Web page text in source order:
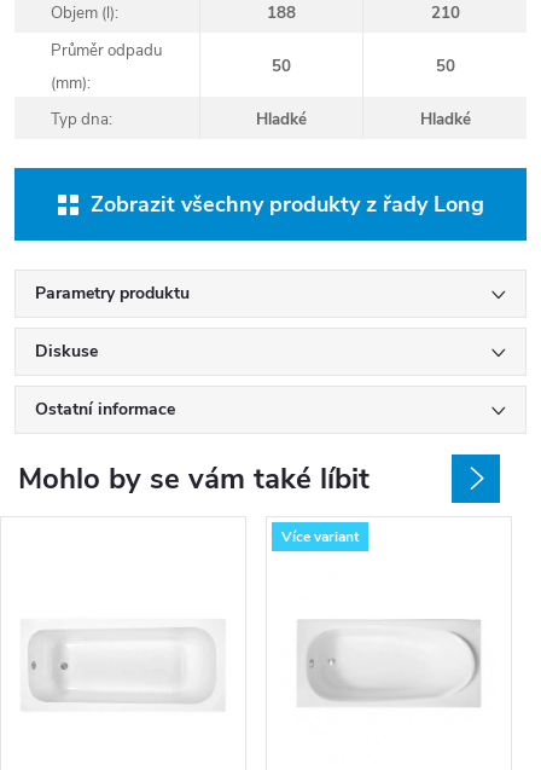
Objem (l): 188
210
Průměr odpadu
(mm):
50 50
Typ dna: Hladké Hladké
Zobrazit všechny produkty z řady Long
Parametry produktu
Diskuse
Ostatní informace
Mohlo by se vám také líbit
Více variant